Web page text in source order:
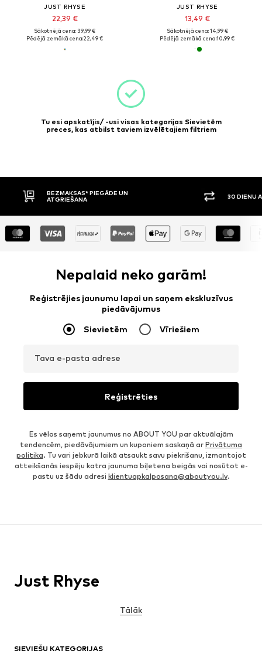
JUST RHYSE
22,39 €
Sākotnējā cena: 39,99 €
Pēdējā zemākā cena:22,49 €
JUST RHYSE
13,49 €
Sākotnējā cena: 14,99 €
Pēdējā zemākā cena:10,99 €
Tu esi apskatījis/ -usi visas kategorijas Sievietēm
preces, kas atbilst taviem izvēlētajiem filtriem
BEZMAKSAS* PIEGĀDE UN
ATGRIEŠANA
30 DIENU
Nepalaid neko garām!
Reģistrējies jaunumu lapai un saņem ekskluzīvus
piedāvājumus
Sievietēm Vīriešiem
Tava e-pasta adrese
Reģistrēties
Es vēlos saņemt jaunumus no ABOUT YOU par aktuālajām
tendencēm, piedāvājumiem un kuponiem saskaņā ar Privātuma
politika. Tu vari jebkurā laikā atsaukt savu piekrišanu, izmantojot
atteikšanās iespēju katra jaunuma biļetena beigās vai nosūtot e-
pastu uz šādu adresi klientuapkalposana@aboutyou.lv.
SIEVIEŠU KATEGORIJAS
Just Rhyse
Tālāk